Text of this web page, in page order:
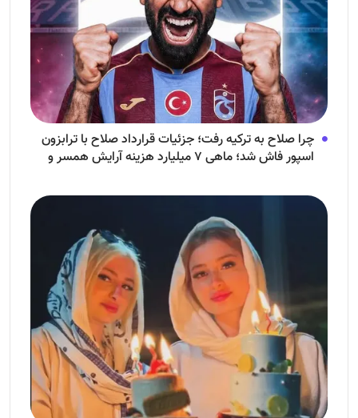
چرا صلاح به ترکیه رفت؛ جزئیات قرارداد صلاح با ترابزون
اسپور فاش شد؛ ماهی ۷ میلیارد هزینه آرایش همسر و